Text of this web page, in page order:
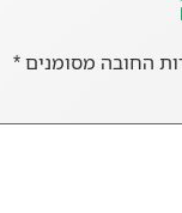
החובה מסומנים*